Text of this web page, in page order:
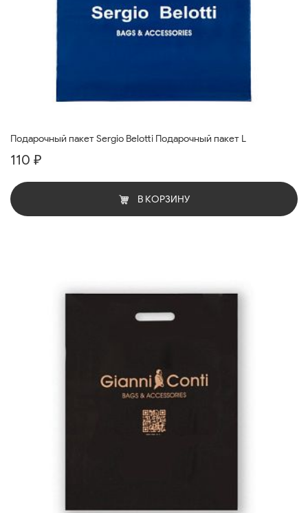
Подарочный пакет Sergio Belotti Подарочный пакет L
110 ₽
В КОРЗИНУ